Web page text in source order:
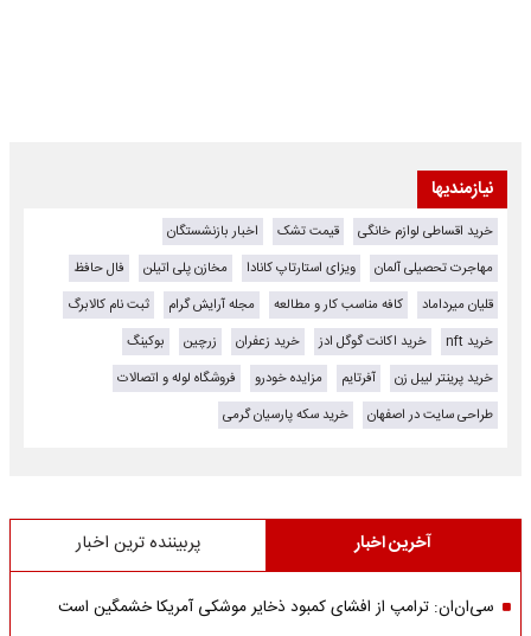
نیازمندیها
خرید اقساطی لوازم خانگی قیمت تشک
اخبار بازنشستگان
مهاجرت تحصیلی آلمان
ویزای استارتاپ کانادا مخازن پلی اتیلن
فال حافظ
قلیان میرداماد
کافه مناسب کار و مطالعه مجله آرایش گرام
ثبت نام کالابرگ
خرید nft
خرید اکانت گوگل ادز خرید زعفران زرچین
بوکینگ
خرید پرینتر لیبل زن
آفرتایم مزایده خودرو
فروشگاه لوله و اتصالات
طراحی سایت در اصفهان
خرید سکه پارسیان گرمی
آخرین اخبار پربیننده ترین اخبار
سی‌ان‌ان: ترامپ از افشای کمبود ذخایر موشکی آمریکا خشمگین است